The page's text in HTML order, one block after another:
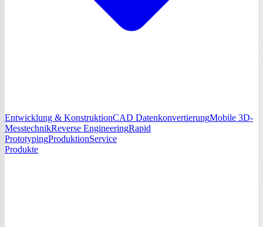
Entwicklung & KonstruktionCAD DatenkonvertierungMobile 3D-
MesstechnikReverse EngineeringRapid
PrototypingProduktionService
Produkte